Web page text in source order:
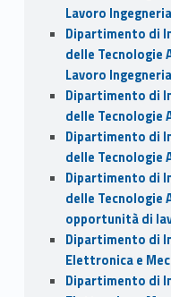
Lavoro
Dipartimento di
delle
Lavoro
Dipartimento di
delle Tecnologie
Dipartimento di
delle Tecnologie
Dipartimento di
delle Tecnologie
opportunità di
Dipartimento di
Elettronica e
Dipartimento di